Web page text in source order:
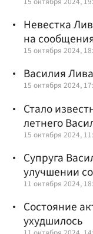
Невестка
на
15 октября 2024,
Василия
15 октября 2024,
Стало
летнего
15 октября 2024,
Супруга
улучшении
11 октября 2024,
Состояние
ухудшилось